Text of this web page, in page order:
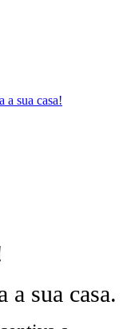
a sua casa!
a sua casa.